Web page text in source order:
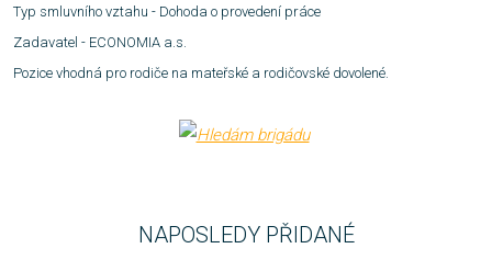
Typ smluvního vztahu - Dohoda o provedení práce
Zadavatel - ECONOMIA a.s.
Pozice vhodná pro rodiče na mateřské a rodičovské dovolené.
NAPOSLEDY PŘIDANÉ